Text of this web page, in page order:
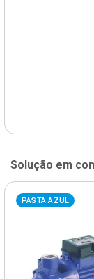
Solução em
PASTA AZUL